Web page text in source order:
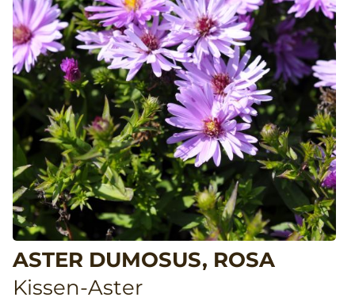
ASTER DUMOSUS, ROSA
Kissen-Aster